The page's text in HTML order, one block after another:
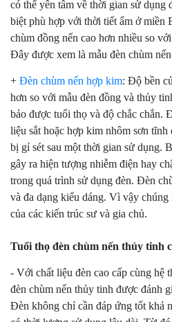
có thể yên tâm về thời gian sử dụng
biệt phù hợp với thời tiết ẩm ở miền
chùm đồng nến cao hơn nhiều so
Đây được xem là mẫu đèn chùm
+ Đèn chùm nến hợp kim: Độ bền
hơn so với mẫu đèn đồng và thủy
bảo được tuổi thọ và độ chắc chắn.
liệu sắt hoặc hợp kim nhôm sơn
bị gỉ sét sau một thời gian sử dụng.
gây ra hiện tượng nhiễm điện hay
trong quá trình sử dụng đèn. Đèn
và đa dạng kiểu dáng. Vì vậy
của các kiến trúc sư và gia chủ.
Tuổi thọ đèn chùm nến thủy tinh
- Với chất liệu đèn cao cấp cùng hệ
đèn chùm nến thủy tinh được đánh
Đèn không chỉ cần đáp ứng tốt khả